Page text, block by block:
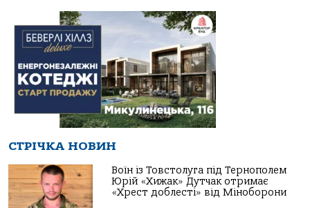
СТРІЧКА НОВИН
Воїн із Товстолуга під Тернополем
Юрій «Хижак» Дутчак отримає
«Хрест доблесті» від Міноборони